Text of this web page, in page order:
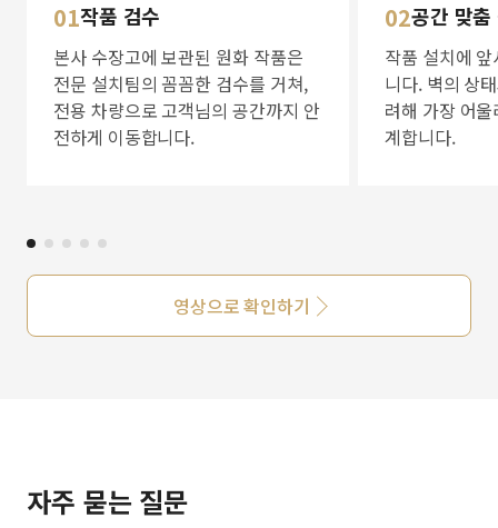
01작품 검수
본사 수장고에 보관된 원화 작품은
전문 설치팀의 꼼꼼한 검수를 거쳐,
전용 차량으로 고객님의 공간까지 안
전하게 이동합니다.
02공간 맞
작품 설치에
니다. 벽의 상
려해 가장 어
계합니다.
영상으로 확인하기
자주 묻는 질문